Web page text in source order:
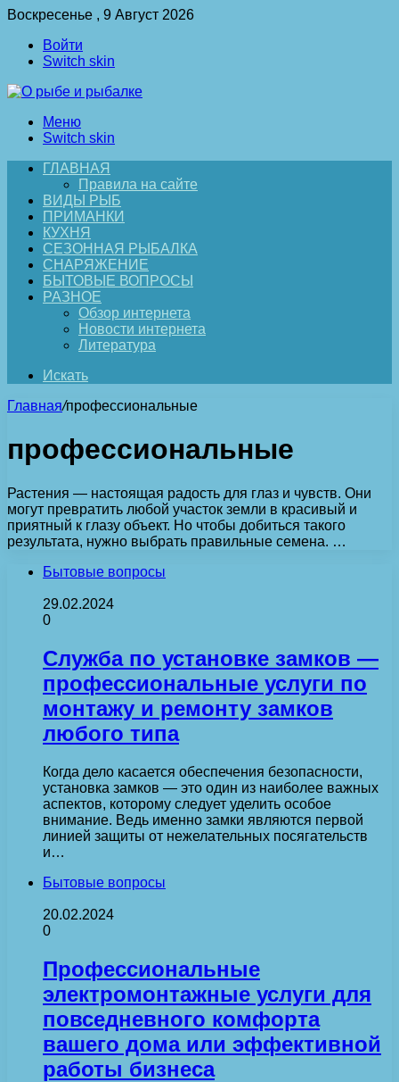
Воскресенье , 9 Август 2026
Войти
Switch skin
Меню
Switch skin
ГЛАВНАЯ
Правила на сайте
ВИДЫ РЫБ
ПРИМАНКИ
КУХНЯ
СЕЗОННАЯ РЫБАЛКА
СНАРЯЖЕНИЕ
БЫТОВЫЕ ВОПРОСЫ
РАЗНОЕ
Обзор интернета
Новости интернета
Литература
Искать
Главная/профессиональные
профессиональные
Растения — настоящая радость для глаз и чувств. Они
могут превратить любой участок земли в красивый и
приятный к глазу объект. Но чтобы добиться такого
результата, нужно выбрать правильные семена. …
Бытовые вопросы
29.02.2024
0
Служба по установке замков —
профессиональные услуги по
монтажу и ремонту замков
любого типа
Когда дело касается обеспечения безопасности,
установка замков — это один из наиболее важных
аспектов, которому следует уделить особое
внимание. Ведь именно замки являются первой
линией защиты от нежелательных посягательств
и…
Бытовые вопросы
20.02.2024
0
Профессиональные
электромонтажные услуги для
повседневного комфорта
вашего дома или эффективной
работы бизнеса